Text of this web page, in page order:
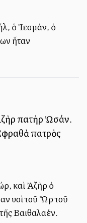
ὁ Ἰεσμάν, ὁ
ἦταν
πατὴρ Ὠσάν.
πατρὸς
καὶ Ἀζὴρ ὁ
υἱοὶ τοῦ Ὢρ τοῦ
Βαιθαλαέν.